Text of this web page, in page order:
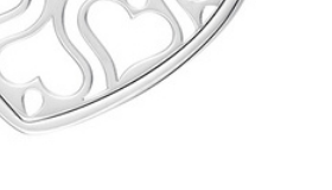
VIBER
+420 775 138 346